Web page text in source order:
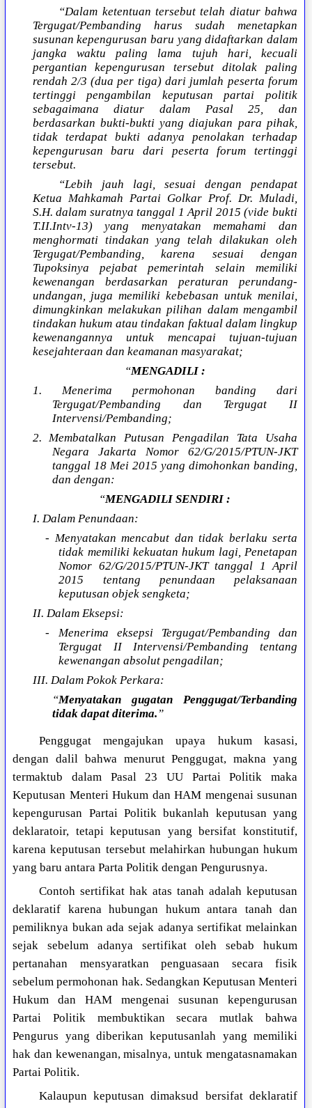
“Dalam ketentuan tersebut telah diatur bahwa
Tergugat/Pembanding harus sudah menetapkan
susunan kepengurusan baru yang didaftarkan dalam
jangka waktu paling lama tujuh hari, kecuali
pergantian kepengurusan tersebut ditolak paling
rendah 2/3 (dua per tiga) dari jumlah peserta forum
tertinggi pengambilan keputusan partai politik
sebagaimana diatur dalam Pasal 25, dan
berdasarkan bukti-bukti yang diajukan para pihak,
tidak terdapat bukti adanya penolakan terhadap
kepengurusan baru dari peserta forum tertinggi
tersebut.
“Lebih jauh lagi, sesuai dengan pendapat
Ketua Mahkamah Partai Golkar Prof. Dr. Muladi,
S.H. dalam suratnya tanggal 1 April 2015 (vide bukti
T.II.Intv-13) yang menyatakan memahami dan
menghormati tindakan yang telah dilakukan oleh
Tergugat/Pembanding, karena sesuai dengan
Tupoksinya pejabat pemerintah selain memiliki
kewenangan berdasarkan peraturan perundang-
undangan, juga memiliki kebebasan untuk menilai,
dimungkinkan melakukan pilihan dalam mengambil
tindakan hukum atau tindakan faktual dalam lingkup
kewenangannya untuk mencapai tujuan-tujuan
kesejahteraan dan keamanan masyarakat;
“MENGADILI :
1. Menerima permohonan banding dari
Tergugat/Pembanding dan Tergugat II
Intervensi/Pembanding;
2. Membatalkan Putusan Pengadilan Tata Usaha
Negara Jakarta Nomor 62/G/2015/PTUN-JKT
tanggal 18 Mei 2015 yang dimohonkan banding,
dan dengan:
“MENGADILI SENDIRI :
I. Dalam Penundaan:
- Menyatakan mencabut dan tidak berlaku serta
tidak memiliki kekuatan hukum lagi, Penetapan
Nomor 62/G/2015/PTUN-JKT tanggal 1 April
2015 tentang penundaan pelaksanaan
keputusan objek sengketa;
II. Dalam Eksepsi:
- Menerima eksepsi Tergugat/Pembanding dan
Tergugat II Intervensi/Pembanding tentang
kewenangan absolut pengadilan;
III. Dalam Pokok Perkara:
“Menyatakan gugatan Penggugat/Terbanding
tidak dapat diterima.”
Penggugat mengajukan upaya hukum kasasi,
dengan dalil bahwa menurut Penggugat, makna yang
termaktub dalam Pasal 23 UU Partai Politik maka
Keputusan Menteri Hukum dan HAM mengenai susunan
kepengurusan Partai Politik bukanlah keputusan yang
deklaratoir, tetapi keputusan yang bersifat konstitutif,
karena keputusan tersebut melahirkan hubungan hukum
yang baru antara Parta Politik dengan Pengurusnya.
Contoh sertifikat hak atas tanah adalah keputusan
deklaratif karena hubungan hukum antara tanah dan
pemiliknya bukan ada sejak adanya sertifikat melainkan
sejak sebelum adanya sertifikat oleh sebab hukum
pertanahan mensyaratkan penguasaan secara fisik
sebelum permohonan hak. Sedangkan Keputusan Menteri
Hukum dan HAM mengenai susunan kepengurusan
Partai Politik membuktikan secara mutlak bahwa
Pengurus yang diberikan keputusanlah yang memiliki
hak dan kewenangan, misalnya, untuk mengatasnamakan
Partai Politik.
Kalaupun keputusan dimaksud bersifat deklaratif